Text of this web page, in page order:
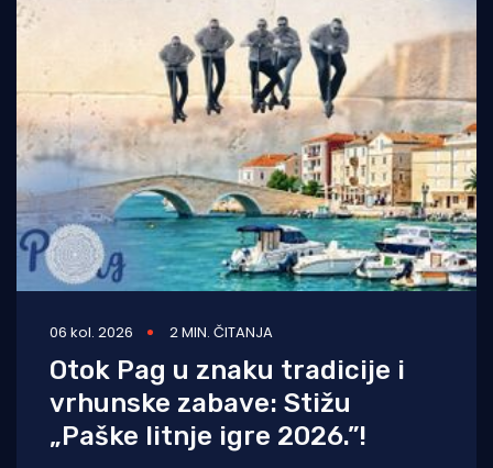
06 kol. 2026 2 MIN. ČITANJA
Otok Pag u znaku tradicije i
vrhunske zabave: Stižu
„Paške litnje igre 2026.”!